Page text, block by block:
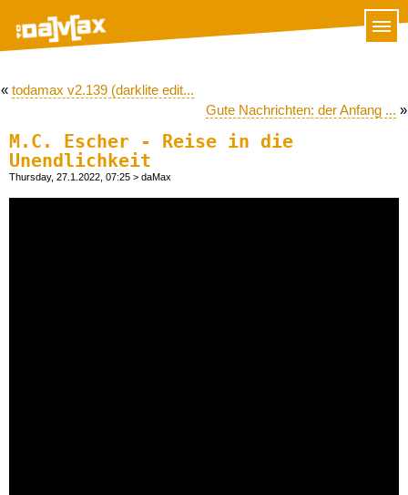
« todamax v2.139 (darklite edit...
Gute Nachrichten: der Anfang ... »
M.C. Escher - Reise in die
Unendlichkeit
Thursday, 27.1.2022, 07:25 > daMax